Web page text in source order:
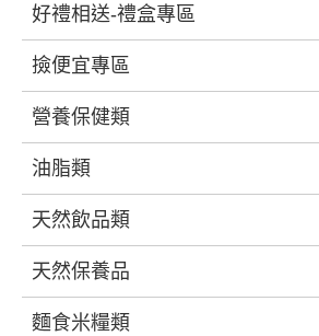
好禮相送-禮盒專區
撿便宜專區
營養保健類
油脂類
天然飲品類
天然保養品
麵食米糧類